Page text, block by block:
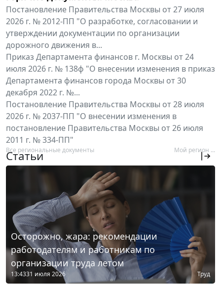
Постановление Правительства Москвы от 27 июля
2026 г. № 2012-ПП "О разработке, согласовании и
утверждении документации по организации
дорожного движения в...
Приказ Департамента финансов г. Москвы от 24
июля 2026 г. № 138ф "О внесении изменения в приказ
Департамента финансов города Москвы от 30
декабря 2022 г. №...
Постановление Правительства Москвы от 28 июля
2026 г. № 2037-ПП "О внесении изменения в
постановление Правительства Москвы от 26 июля
2011 г. № 334-ПП"
Все региональные документы Мой регион ...
Статьи
Осторожно, жара: рекомендации
работодателям и работникам по
организации труда летом
13:4331 июля 2026 Труд